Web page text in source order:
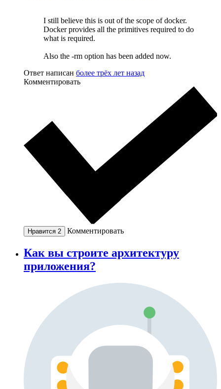
I still believe this is out of the scope of docker.
Docker provides all the primitives required to do
what is required.
Also the -rm option has been added now.
Ответ написан более трёх лет назад
Комментировать
Нравится 2 Комментировать
Как вы строите архитектуру
приложения?